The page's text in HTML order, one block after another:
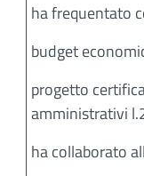
ha frequentato
budget
progetto
amministrativi
ha collaborato